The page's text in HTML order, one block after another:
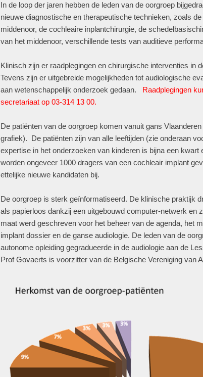
In de loop der jaren hebben de leden van de oorgroep
nieuwe diagnostische en therapeutische technieken, zoals
middenoor, de cochleaire inplantchirurgie, de
van het middenoor, verschillende tests van auditieve
Klinisch zijn er raadplegingen en chirurgische interventies in
Tevens zijn er uitgebreide mogelijkheden tot audiologische
aan wetenschappelijk onderzoek gedaan. Raadplegingen
secretariaat op 03-314 13 00.
De patiënten van de oorgroep komen vanuit gans
grafiek). De patiënten zijn van alle leeftijden (zie onderaan
expertise in het onderzoeken van kinderen is bijna een kwart
worden ongeveer 1000 dragers van een cochleair implant
ettelijke nieuwe kandidaten bij.
De oorgroep is sterk geïnformatiseerd. De klinische praktijk
als papierloos dankzij een uitgebouwd computer-netwerk en
maat werd geschreven voor het beheer van de agenda, het
implant dossier en de ganse audiologie. De leden van de
autonome opleiding gegradueerde in de audiologie aan de
Prof Govaerts is voorzitter van de Belgische Vereniging van